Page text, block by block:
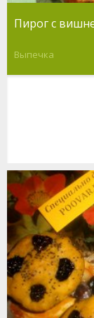
Пирог с
Выпечка